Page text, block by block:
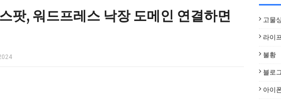
팟, 워드프레스 낙장 도메인 연결하면
고물
라이
불황
블로
아이